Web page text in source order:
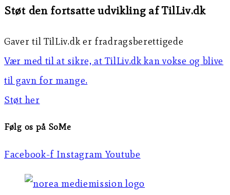
Støt den fortsatte udvikling af TilLiv.dk
Gaver til TilLiv.dk er fradragsberettigede
Vær med til at sikre, at TilLiv.dk kan vokse og blive
til gavn for mange.
Støt her
Følg os på SoMe
Facebook-f Instagram Youtube